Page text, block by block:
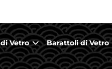
Vetro Barattoli di Vetro